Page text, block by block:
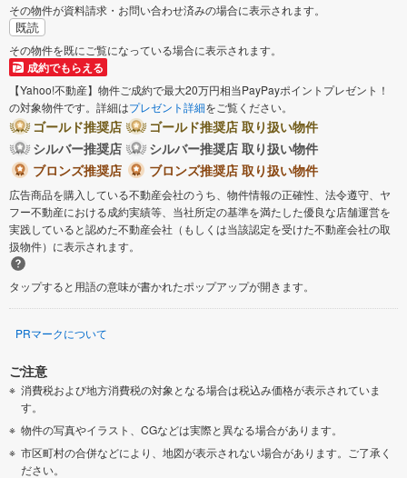
その物件が資料請求・お問い合わせ済みの場合に表示されます。
既読
その物件を既にご覧になっている場合に表示されます。
成約でもらえる
【Yahoo!不動産】物件ご成約で最大20万円相当PayPayポイントプレゼント！
の対象物件です。詳細はプレゼント詳細をご覧ください。
ゴールド推奨店
ゴールド推奨店 取り扱い物件
シルバー推奨店
シルバー推奨店 取り扱い物件
ブロンズ推奨店
ブロンズ推奨店 取り扱い物件
広告商品を購入している不動産会社のうち、物件情報の正確性、法令遵守、ヤ
フー不動産における成約実績等、当社所定の基準を満たした優良な店舗運営を
実践していると認めた不動産会社（もしくは当該認定を受けた不動産会社の取
扱物件）に表示されます。
タップすると用語の意味が書かれたポップアップが開きます。
PRマークについて
ご注意
消費税および地方消費税の対象となる場合は税込み価格が表示されていま
す。
物件の写真やイラスト、CGなどは実際と異なる場合があります。
市区町村の合併などにより、地図が表示されない場合があります。ご了承く
ださい。